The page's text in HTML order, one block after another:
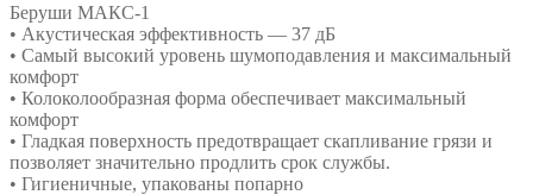
Беруши МАКС-1
• Акустическая эффективность — 37 дБ
• Самый высокий уровень шумоподавления и максимальный
комфорт
• Колоколообразная форма обеспечивает максимальный
комфорт
• Гладкая поверхность предотвращает скапливание грязи и
позволяет значительно продлить срок службы.
• Гигиеничные, упакованы попарно